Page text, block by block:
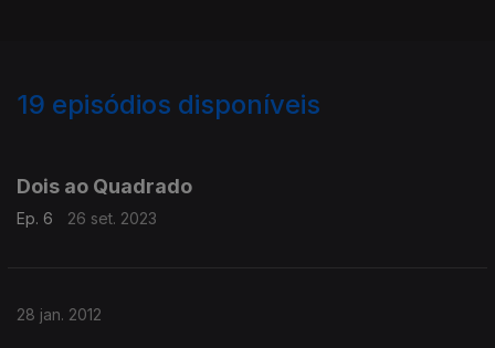
19 episódios disponíveis
Dois ao Quadrado
Ep. 6 26 set. 2023
28 jan. 2012